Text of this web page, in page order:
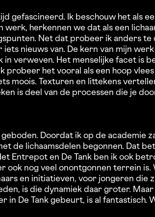
gefascineerd. Ik beschouw het als
werk, herkennen we dat als een
Net dat probeer ik anders te
nieuws van. De kern van mijn werk
in verweven. Het menselijke facet is
probeer het vooral als een hoop
moois. Texturen en littekens
is deel van de processen die je
Doordat ik op de academie
de lichaamsdelen begonnen. Dat
Entrepot en De Tank ben ik ook
ook nog veel onontgonnen terrein is.
en initiatieven, voor jongeren die
is die dynamiek daar groter.
in De Tank gebeurt, is al fantastisch.